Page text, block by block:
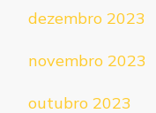
dezembro 2023
novembro 2023
outubro 2023